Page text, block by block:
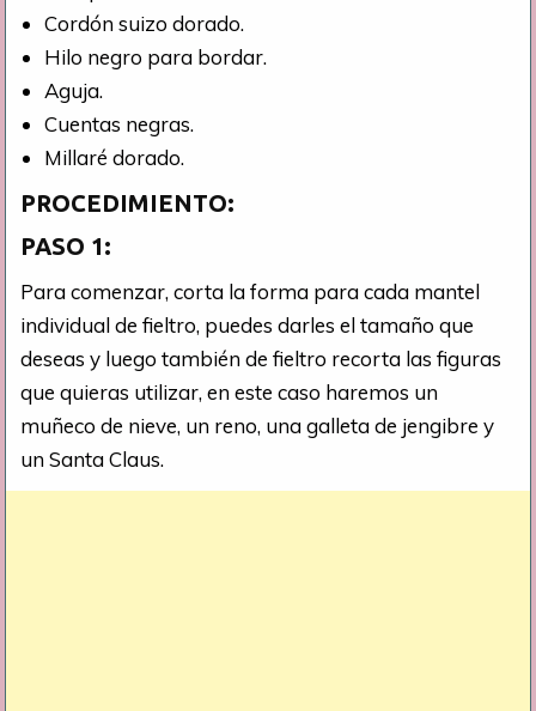
Cordón suizo dorado.
Hilo negro para bordar.
Aguja.
Cuentas negras.
Millaré dorado.
PROCEDIMIENTO:
PASO 1:
Para comenzar, corta la forma para cada mantel
individual de fieltro, puedes darles el tamaño que
deseas y luego también de fieltro recorta las figuras
que quieras utilizar, en este caso haremos un
muñeco de nieve, un reno, una galleta de jengibre y
un Santa Claus.